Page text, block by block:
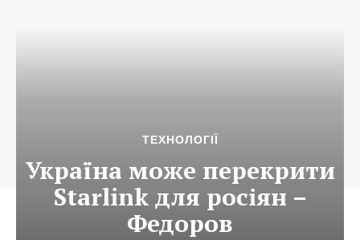
ТЕХНОЛОГІЇ
Україна може перекрити
Starlink для росіян –
Федоров